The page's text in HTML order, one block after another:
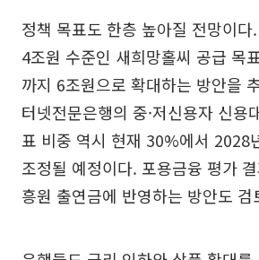
정책 목표도 한층 높아질 전망이다
4조원 수준인 새희망홀씨 공급 목
까지 6조원으로 확대하는 방안을
터넷전문은행의 중·저신용자 신용
표 비중 역시 현재 30%에서 2028
조정될 예정이다. 포용금융 평가
흥원 출연금에 반영하는 방안도 검